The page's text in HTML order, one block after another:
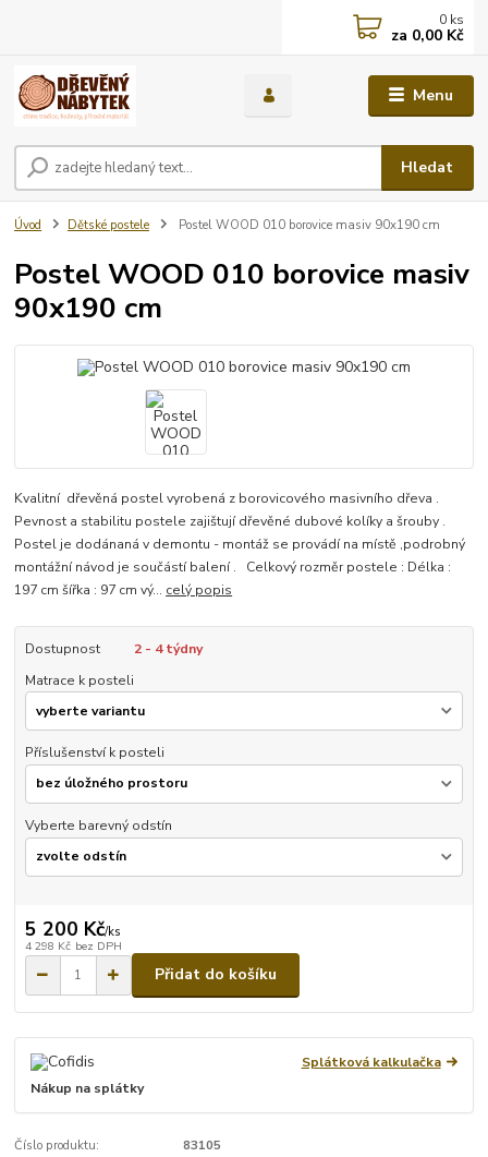
Menu
Hledat
0 ks
za 0,00 Kč
Úvod Dětské postele Postel WOOD 010 borovice masiv 90x190 cm
Postel WOOD 010 borovice masiv
90x190 cm
Kvalitní dřevěná postel vyrobená z borovicového masivního dřeva .
Pevnost a stabilitu postele zajištují dřevěné dubové kolíky a šrouby .
Postel je dodánaná v demontu - montáž se provádí na místě ,podrobný
montážní návod je součástí balení . Celkový rozměr postele : Délka :
197 cm šířka : 97 cm vý... celý popis
Dostupnost
2 - 4 týdny
Matrace k posteli
Příslušenství k posteli
Vyberte barevný odstín
5 200 Kč/ks
4 298 Kč bez DPH
Přidat do košíku
Splátková kalkulačka
Nákup na splátky
Číslo produktu: 83105